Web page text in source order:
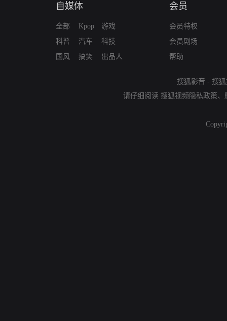
自媒体
全部
科普
国风
Kpop
汽车
搞笑
游戏
科技
出品人
会员
会员特权
会员剧场
帮助
搜狐影音 - 搜
请仔细阅读 搜狐视频隐私政策、